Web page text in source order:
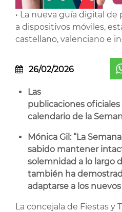
• La nueva guía digital de
a dispositivos móviles,
castellano, valenciano e
26/02/2026
Las
publicaciones oficiales
calendario de la
Mónica Gil: “La
sabido mantener
solemnidad a lo largo
también ha
adaptarse a los
La concejala de Fiestas y